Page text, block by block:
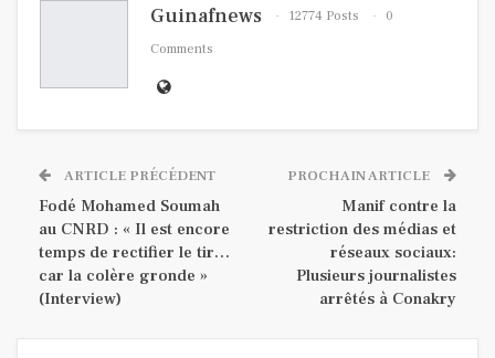
Guinafnews 12774 Posts
0
Comments
ARTICLE PRÉCÉDENT
Fodé Mohamed Soumah
au CNRD : « Il est encore
temps de rectifier le tir…
car la colère gronde »
(Interview)
PROCHAIN ARTICLE
Manif contre la
restriction des médias et
réseaux sociaux:
Plusieurs journalistes
arrêtés à Conakry